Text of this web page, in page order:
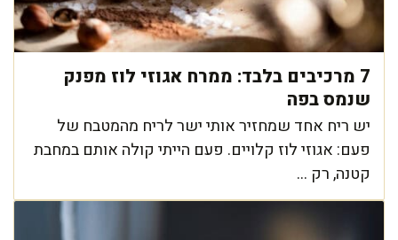
7 מרכיבים בלבד: ממרח אגוזי לוז מפנק
שנמס בפה
יש ריח אחד שמחזיר אותי ישר לריח מהמטבח של
פעם: אגוזי לוז קלויים. פעם הייתי קולה אותם במחבת
קטנה, רק ...